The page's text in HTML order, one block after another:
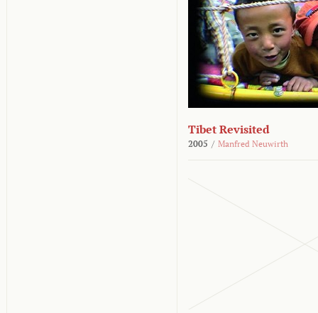
Tibet Revisited
2005 / Manfred Neuwirth